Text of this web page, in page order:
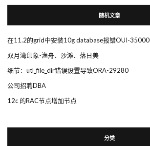
随机文章
在11.2的grid中安装10g database报错OUI-35000
双月湾印象-渔舟、沙滩、落日美
细节：utl_file_dir错误设置导致ORA-29280
公司招聘DBA
12c 的RAC节点增加节点
分类